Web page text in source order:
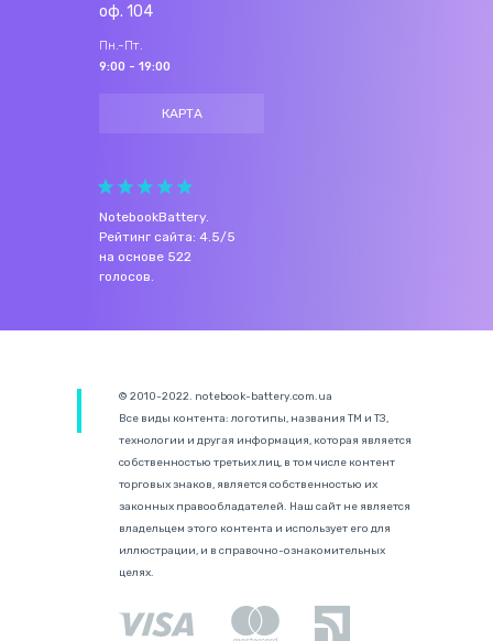
оф. 104
Пн.-Пт.
9:00 - 19:00
КАРТА
NotebookBattery.
Рейтинг сайта: 4.5/5
на основе 522
голосов.
© 2010-2022. notebook-battery.com.ua
Все виды контента: логотипы, названия ТМ и ТЗ,
технологии и другая информация, которая является
собственностью третьих лиц, в том числе контент
торговых знаков, является собственностью их
законных правообладателей. Наш сайт не является
владельцем этого контента и использует его для
иллюстрации, и в справочно-ознакомительных
целях.